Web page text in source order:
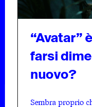
“Avatar”
farsi
nuovo?
Sembra proprio